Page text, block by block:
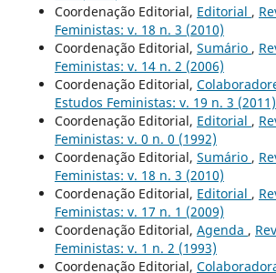
Coordenação Editorial, Editorial ,
Feministas: v. 18 n. 3 (2010)
Coordenação Editorial, Sumário ,
Feministas: v. 14 n. 2 (2006)
Coordenação Editorial,
Estudos Feministas: v. 19 n. 3 (2011)
Coordenação Editorial, Editorial ,
Feministas: v. 0 n. 0 (1992)
Coordenação Editorial, Sumário ,
Feministas: v. 18 n. 3 (2010)
Coordenação Editorial, Editorial ,
Feministas: v. 17 n. 1 (2009)
Coordenação Editorial, Agenda ,
Feministas: v. 1 n. 2 (1993)
Coordenação Editorial,